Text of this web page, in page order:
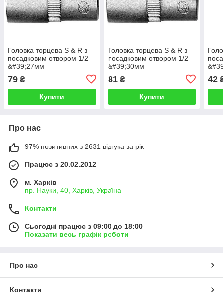
Головка торцева S & R з
посадковим отвором 1/2
&#39;27мм
79 ₴
Купити
Головка торцева S & R з
посадковим отвором 1/2
&#39;30мм
81₴
Купити
42
Про нас
97% позитивних з 2631 відгука за рік
Працює з 20.02.2012
м. Харків
пр. Науки, 40, Харків, Україна
Контакти
Сьогодні працює з 09:00 до 18:00
Показати весь графік роботи
Про нас
Контакти